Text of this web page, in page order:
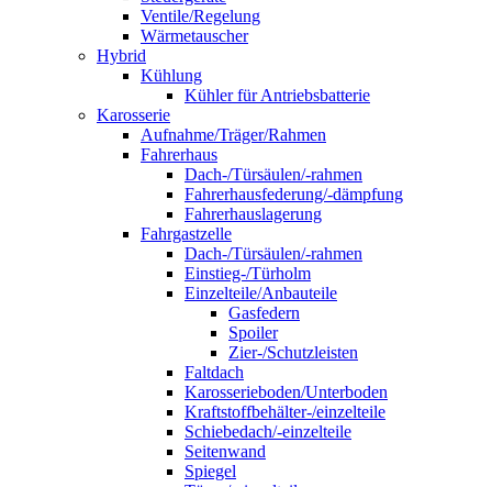
Ventile/Regelung
Wärmetauscher
Hybrid
Kühlung
Kühler für Antriebsbatterie
Karosserie
Aufnahme/Träger/Rahmen
Fahrerhaus
Dach-/Türsäulen/-rahmen
Fahrerhausfederung/-dämpfung
Fahrerhauslagerung
Fahrgastzelle
Dach-/Türsäulen/-rahmen
Einstieg-/Türholm
Einzelteile/Anbauteile
Gasfedern
Spoiler
Zier-/Schutzleisten
Faltdach
Karosserieboden/Unterboden
Kraftstoffbehälter-/einzelteile
Schiebedach/-einzelteile
Seitenwand
Spiegel